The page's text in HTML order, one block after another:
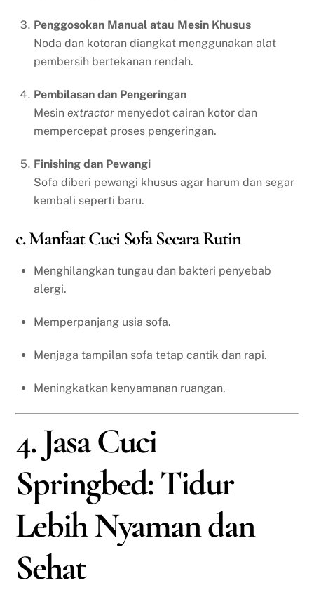
Penggosokan Manual atau Mesin Khusus
Noda dan kotoran diangkat menggunakan alat
pembersih bertekanan rendah.
Pembilasan dan Pengeringan
Mesin extractor menyedot cairan kotor dan
mempercepat proses pengeringan.
Finishing dan Pewangi
Sofa diberi pewangi khusus agar harum dan segar
kembali seperti baru.
c. Manfaat Cuci Sofa Secara Rutin
Menghilangkan tungau dan bakteri penyebab
alergi.
Memperpanjang usia sofa.
Menjaga tampilan sofa tetap cantik dan rapi.
Meningkatkan kenyamanan ruangan.
4. Jasa Cuci
Springbed: Tidur
Lebih Nyaman dan
Sehat